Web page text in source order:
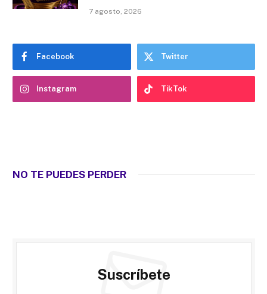
7 agosto, 2026
Facebook Twitter
Instagram TikTok
NO TE PUEDES PERDER
Suscríbete